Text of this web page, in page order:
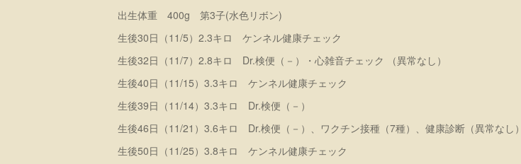
出生体重 400g 第3子(水色リボン)
生後30日（11/5）2.3キロ ケンネル健康チェック
生後32日（11/7）2.8キロ Dr.検便（－）・心雑音チェック （異常なし）
生後40日（11/15）3.3キロ ケンネル健康チェック
生後39日（11/14）3.3キロ Dr.検便（－）
生後46日（11/21）3.6キロ Dr.検便（－）、ワクチン接種（7種）、健康診断（異常なし）
生後50日（11/25）3.8キロ ケンネル健康チェック